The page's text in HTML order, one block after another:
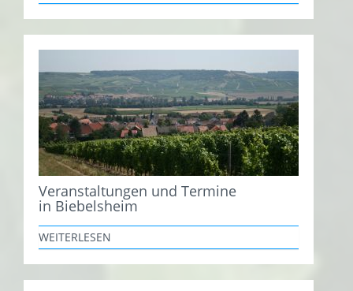
Veranstaltungen und Termine
in Biebelsheim
WEITERLESEN